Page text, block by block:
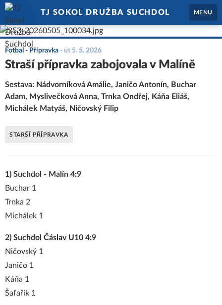
TJ SOKOL DRUŽBA SUCHDOL MENU
Fotbal - Přípravka - út 5. 5. 2026
Straší přípravka zabojovala v Malíně
Sestava: Nádvorníková Amálie, Janičo Antonín, Buchar
Adam, Myslivečková Anna, Trnka Ondřej, Káňa Eliáš,
Michálek Matyáš, Ničovský Filip
STARŠÍ PŘÍPRAVKA
1) Suchdol - Malín 4:9
Buchar 1
Trnka 2
Michálek 1
2) Suchdol Čáslav U10 4:9
Ničovský 1
Janičo 1
Káňa 1
Šafařík 1